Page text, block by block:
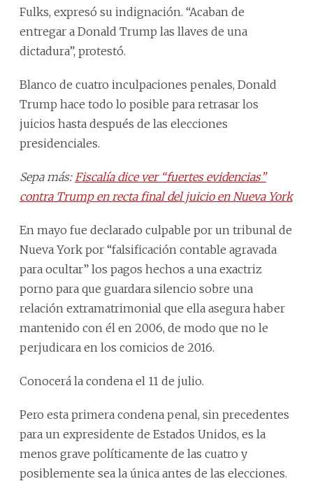
Fulks, expresó su indignación. “Acaban de
entregar a Donald Trump las llaves de una
dictadura”, protestó.
Blanco de cuatro inculpaciones penales, Donald
Trump hace todo lo posible para retrasar los
juicios hasta después de las elecciones
presidenciales.
Sepa más: Fiscalía dice ver “fuertes evidencias”
contra Trump en recta final del juicio en Nueva York
En mayo fue declarado culpable por un tribunal de
Nueva York por “falsificación contable agravada
para ocultar” los pagos hechos a una exactriz
porno para que guardara silencio sobre una
relación extramatrimonial que ella asegura haber
mantenido con él en 2006, de modo que no le
perjudicara en los comicios de 2016.
Conocerá la condena el 11 de julio.
Pero esta primera condena penal, sin precedentes
para un expresidente de Estados Unidos, es la
menos grave políticamente de las cuatro y
posiblemente sea la única antes de las elecciones.